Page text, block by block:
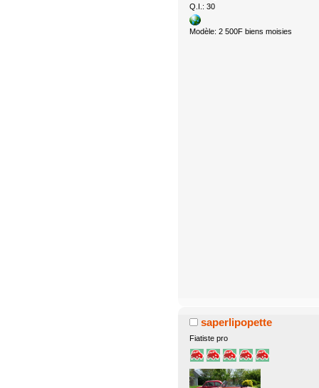
Q.I.: 30
Modèle: 2 500F biens moisies
saperlipopette
Fiatiste pro